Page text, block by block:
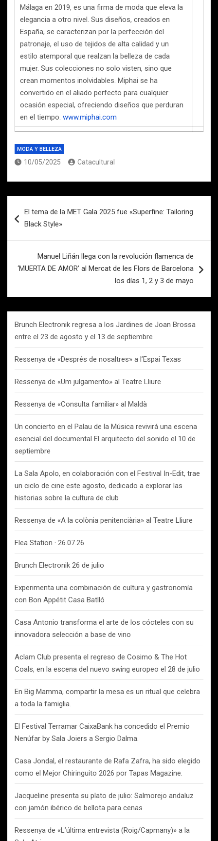
Málaga en 2019, es una firma de moda que eleva la
elegancia a otro nivel. Sus diseños, creados en
España, se caracterizan por la perfección del
patronaje, el uso de tejidos de alta calidad y un
estilo atemporal que realzan la belleza de cada
mujer. Sus colecciones no solo visten, sino que
crean momentos inolvidables. Miphai se ha
convertido en el aliado perfecto para cualquier
ocasión especial, ofreciendo diseños que perduran
en el tiempo. www.miphai.com
MODA Y BELLEZA
10/05/2025 Catacultural
de
El tema de la MET Gala 2025 fue «Superfine: Tailoring
Black Style»
Manuel Liñán llega con la revolución flamenca de
‘MUERTA DE AMOR’ al Mercat de les Flors de Barcelona
los días 1, 2 y 3 de mayo
Brunch Electronik regresa a los Jardines de Joan Brossa
entre el 23 de agosto y el 13 de septiembre
Ressenya de «Després de nosaltres» a l’Espai Texas
Ressenya de «Um julgamento» al Teatre Lliure
Ressenya de «Consulta familiar» al Maldà
Un concierto en el Palau de la Música revivirá una escena
esencial del documental El arquitecto del sonido el 10 de
septiembre
La Sala Apolo, en colaboración con el Festival In-Edit, trae
un ciclo de cine este agosto, dedicado a explorar las
historias sobre la cultura de club
Ressenya de «A la colònia penitenciària» al Teatre Lliure
Flea Station · 26.07.26
Brunch Electronik 26 de julio
Experimenta una combinación de cultura y gastronomía
con Bon Appétit Casa Batlló
Casa Antonio transforma el arte de los cócteles con su
innovadora selección a base de vino
Aclam Club presenta el regreso de Cosimo & The Hot
Coals, en la escena del nuevo swing europeo el 28 de julio
En Big Mamma, compartir la mesa es un ritual que celebra
a toda la famiglia.
El Festival Terramar CaixaBank ha concedido el Premio
Nenúfar by Sala Joiers a Sergio Dalma.
Casa Jondal, el restaurante de Rafa Zafra, ha sido elegido
como el Mejor Chiringuito 2026 por Tapas Magazine.
Jacqueline presenta su plato de julio: Salmorejo andaluz
con jamón ibérico de bellota para cenas
Ressenya de «L’última entrevista (Roig/Capmany)» a la